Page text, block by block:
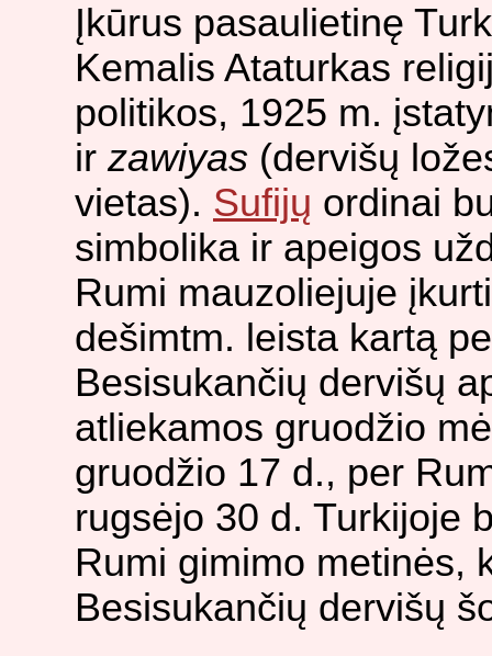
Įkūrus pasaulietinę
Kemalis Ataturkas
politikos, 1925 m.
irzawiyas (dervišų
vietas). Sufijų ordinai
simbolika ir apeigos
Rumi mauzoliejuje
dešimtm. leista kartą
Besisukančių dervišų
atliekamos gruodžio
gruodžio 17 d., per
rugsėjo 30 d. Turkijoje
Rumi gimimo metinės,
Besisukančių dervišų